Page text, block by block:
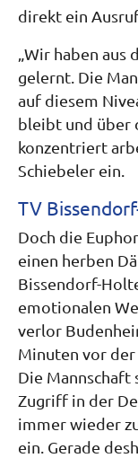
direkt ein
„Wir haben aus
gelernt. Die
auf diesem
bleibt und über
konzentriert
Schiebeler ein.
TV
Doch die
einen herben
Bissendorf-
emotionalen
verlor
Minuten vor
Die
Zugriff in der
immer wieder
ein. Gerade